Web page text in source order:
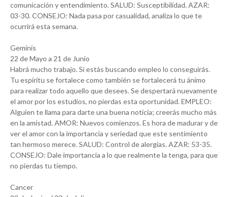
comunicación y entendimiento. SALUD: Susceptibilidad. AZAR:
03-30. CONSEJO: Nada pasa por casualidad, analiza lo que te
ocurrirá esta semana.
Geminis
22 de Mayo a 21 de Junio
Habrá mucho trabajo. Si estás buscando empleo lo conseguirás.
Tu espíritu se fortalece como también se fortalecerá tu ánimo
para realizar todo aquello que desees. Se despertará nuevamente
el amor por los estudios, no pierdas esta oportunidad. EMPLEO:
Alguien te llama para darte una buena noticia; creerás mucho más
en la amistad. AMOR: Nuevos comienzos. Es hora de madurar y de
ver el amor con la importancia y seriedad que este sentimiento
tan hermoso merece. SALUD: Control de alergias. AZAR: 53-35.
CONSEJO: Dale importancia a lo que realmente la tenga, para que
no pierdas tu tiempo.
Cancer